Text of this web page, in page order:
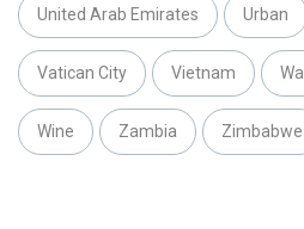
United Arab Emirates Urban
Vatican City Vietnam
Wine Zambia Zimbabwe